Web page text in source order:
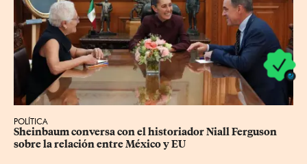
POLÍTICA
Sheinbaum conversa con el historiador Niall Ferguson
sobre la relación entre México y EU